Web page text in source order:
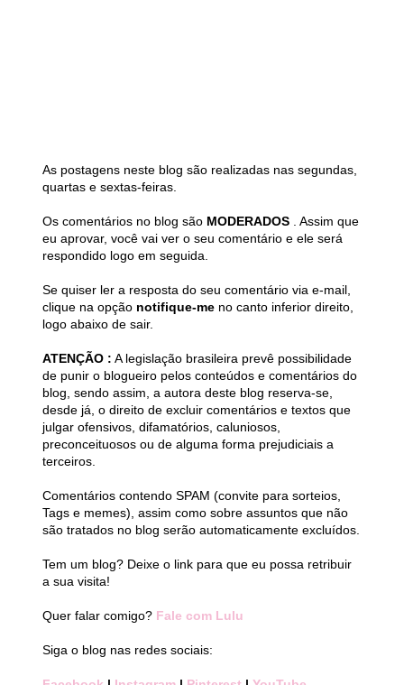
As postagens neste blog são realizadas nas segundas,
quartas e sextas-feiras.
Os comentários no blog são MODERADOS . Assim que
eu aprovar, você vai ver o seu comentário e ele será
respondido logo em seguida.
Se quiser ler a resposta do seu comentário via e-mail,
clique na opção notifique-me no canto inferior direito,
logo abaixo de sair.
ATENÇÃO : A legislação brasileira prevê possibilidade
de punir o blogueiro pelos conteúdos e comentários do
blog, sendo assim, a autora deste blog reserva-se,
desde já, o direito de excluir comentários e textos que
julgar ofensivos, difamatórios, caluniosos,
preconceituosos ou de alguma forma prejudiciais a
terceiros.
Comentários contendo SPAM (convite para sorteios,
Tags e memes), assim como sobre assuntos que não
são tratados no blog serão automaticamente excluídos.
Tem um blog? Deixe o link para que eu possa retribuir
a sua visita!
Quer falar comigo? Fale com Lulu
Siga o blog nas redes sociais: